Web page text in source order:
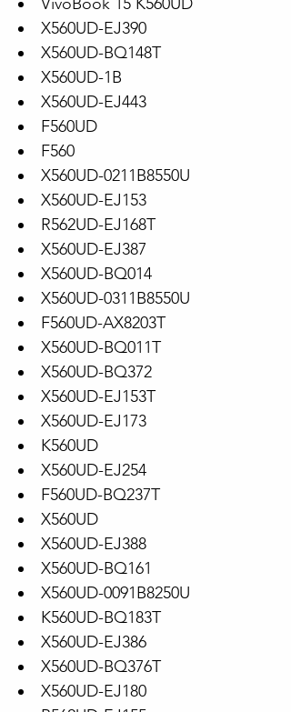
X560UD-EJ390
X560UD-BQ148T
X560UD-1B
X560UD-EJ443
F560UD
F560
X560UD-0211B8550U
X560UD-EJ153
R562UD-EJ168T
X560UD-EJ387
X560UD-BQ014
X560UD-0311B8550U
F560UD-AX8203T
X560UD-BQ011T
X560UD-BQ372
X560UD-EJ153T
X560UD-EJ173
K560UD
X560UD-EJ254
F560UD-BQ237T
X560UD
X560UD-EJ388
X560UD-BQ161
X560UD-0091B8250U
K560UD-BQ183T
X560UD-EJ386
X560UD-BQ376T
X560UD-EJ180